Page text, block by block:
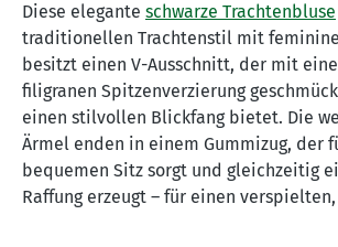
Diese elegante schwarze Trachtenbluse
traditionellen Trachtenstil mit
besitzt einen V-Ausschnitt, der mit
filigranen Spitzenverzierung
einen stilvollen Blickfang bietet. Die
Ärmel enden in einem Gummizug, der
bequemen Sitz sorgt und gleichzeitig
Raffung erzeugt – für einen